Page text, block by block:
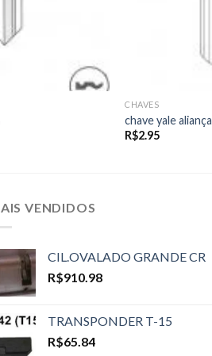
CHAVES
chave yale aliança
R$2.95
VENDIDOS
CIL.OVALADO GRANDE CR
R$910.98
TRANSPONDER T-15
R$65.84